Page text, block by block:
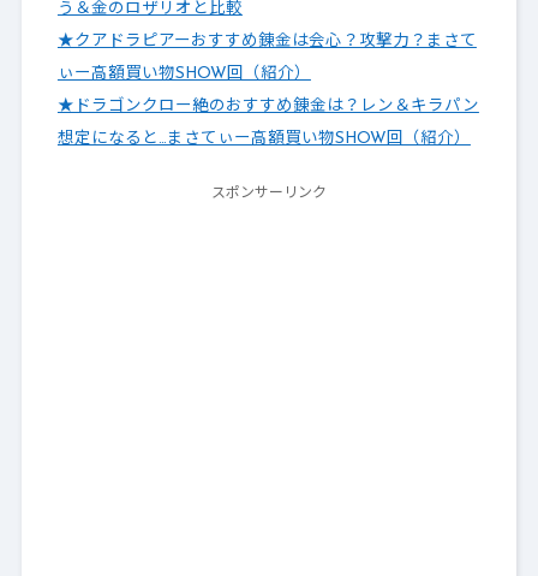
う＆金のロザリオと比較
★クアドラピアーおすすめ錬金は会心？攻撃力？まさて
ぃー高額買い物SHOW回（紹介）
★ドラゴンクロー絶のおすすめ錬金は？レン＆キラパン
想定になると…まさてぃー高額買い物SHOW回（紹介）
スポンサーリンク